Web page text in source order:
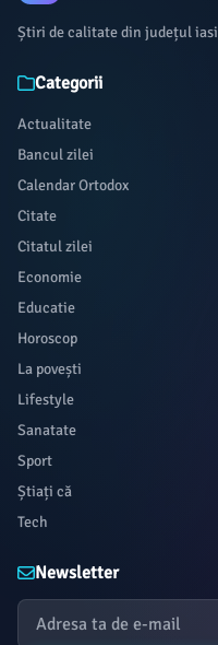
Știri de calitate din județul iasi
Categorii
Actualitate
Bancul zilei
Calendar Ortodox
Citate
Citatul zilei
Economie
Educatie
Horoscop
La povești
Lifestyle
Sanatate
Sport
Știați că
Tech
Newsletter